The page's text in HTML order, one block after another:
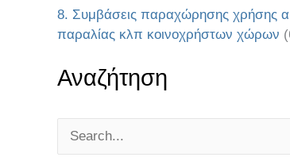
8. Συμβάσεις παραχώρησης χρήσης
παραλίας κλπ κοινοχρήστων χώρων
Αναζήτηση